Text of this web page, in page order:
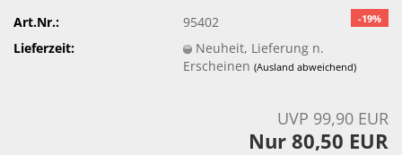
-19%
Art.Nr.:
95402
Lieferzeit:
Neuheit, Lieferung n.
Erscheinen(Ausland abweichend)
UVP 99,90 EUR
Nur 80,50 EUR